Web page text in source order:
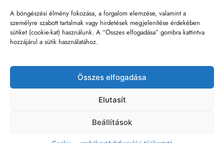
A böngészési élmény fokozása, a forgalom elemzése, valamint a
személyre szabott tartalmak vagy hirdetések megjelenítése érdekében
sütiket (cookie-kat) használunk. A “Összes elfogadása” gombra kattintva
hozzájárul a sütik használatához.
Összes elfogadása
Elutasít
Beállítások